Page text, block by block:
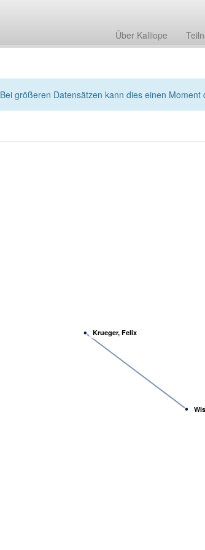
Über Kalliope
Bei größeren Datensätzen kann dies einen Moment
Krueger, Felix